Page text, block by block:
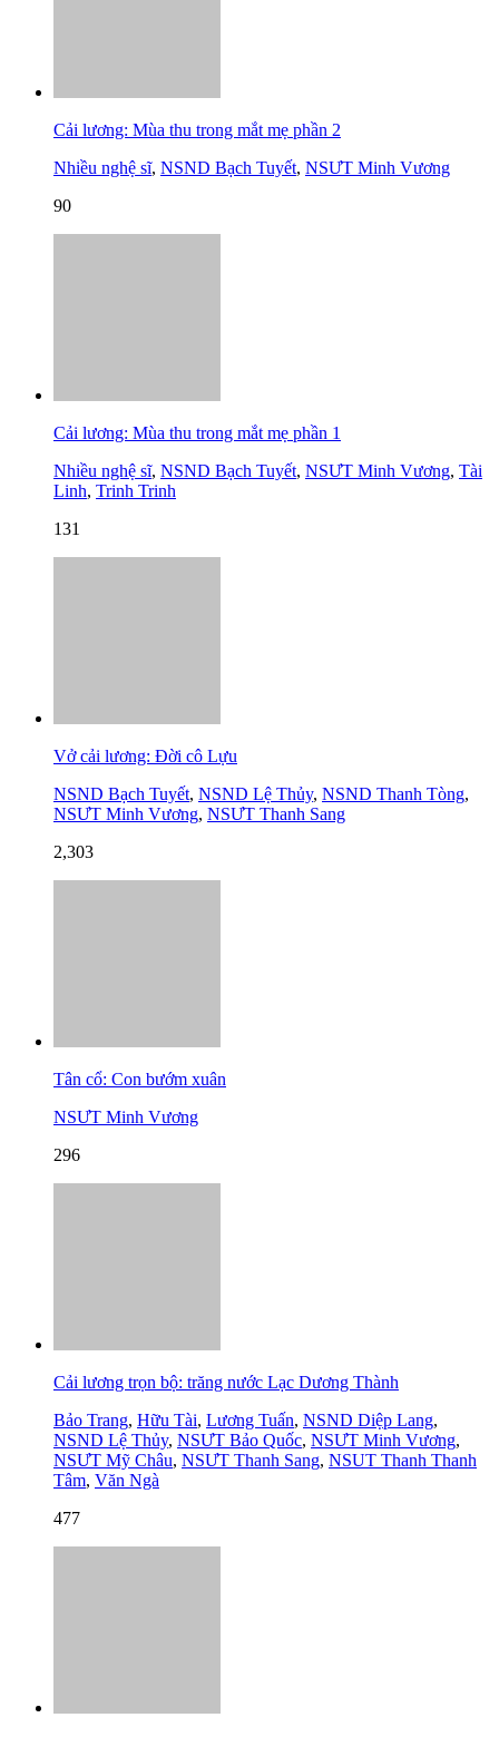
Cải lương: Mùa thu trong mắt mẹ phần 2
Nhiều nghệ sĩ, NSND Bạch Tuyết, NSƯT Minh Vương
90
Cải lương: Mùa thu trong mắt mẹ phần 1
Nhiều nghệ sĩ, NSND Bạch Tuyết, NSƯT Minh Vương, Tài
Linh, Trinh Trinh
131
Vở cải lương: Đời cô Lựu
NSND Bạch Tuyết, NSND Lệ Thủy, NSND Thanh Tòng,
NSƯT Minh Vương, NSƯT Thanh Sang
2,303
Tân cổ: Con bướm xuân
NSƯT Minh Vương
296
Cải lương trọn bộ: trăng nước Lạc Dương Thành
Bảo Trang, Hữu Tài, Lương Tuấn, NSND Diệp Lang,
NSND Lệ Thủy, NSƯT Bảo Quốc, NSƯT Minh Vương,
NSƯT Mỹ Châu, NSƯT Thanh Sang, NSUT Thanh Thanh
Tâm, Văn Ngà
477